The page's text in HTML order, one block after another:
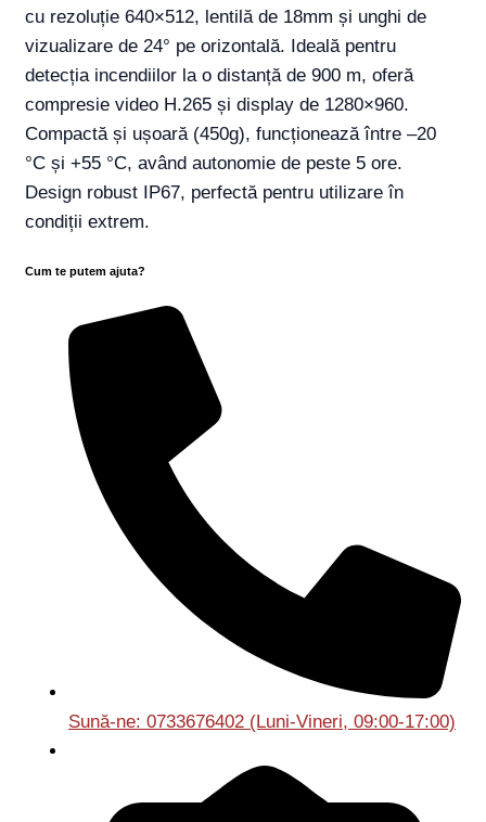
cu rezoluție 640×512, lentilă de 18mm și unghi de
vizualizare de 24° pe orizontală. Ideală pentru
detecția incendiilor la o distanță de 900 m, oferă
compresie video H.265 și display de 1280×960.
Compactă și ușoară (450g), funcționează între –20
°C și +55 °C, având autonomie de peste 5 ore.
Design robust IP67, perfectă pentru utilizare în
condiții extrem.
Cum te putem ajuta?
Sună-ne: 0733676402 (Luni-Vineri, 09:00-17:00)